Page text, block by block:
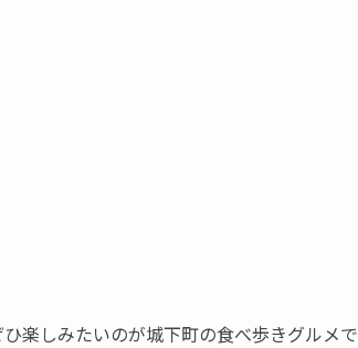
楽しみたいのが城下町の食べ歩きグルメで